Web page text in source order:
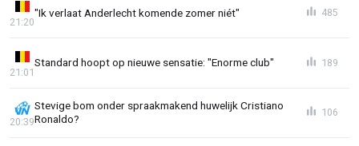
"Ik verlaat Anderlecht komende zomer niét"
21:20
485
Standard hoopt op nieuwe sensatie: "Enorme club"
21:01
189
Stevige bom onder spraakmakend huwelijk Cristiano
Ronaldo?
20:39
106